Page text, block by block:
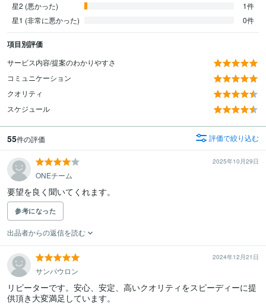
星2 (悪かった)
1件
星1 (非常に悪かった)
0件
項目別評価
サービス内容/提案のわかりやすさ
コミュニケーション
クオリティ
スケジュール
55件の評価 評価で絞り込む
2025年10月29日
ONEチーム
要望を良く聞いてくれます。
参考になった
出品者からの返信を読む
2024年12月21日
サンパウロン
リピーターです。安心、安定、高いクオリティをスピーディーに提
供頂き大変満足しています。